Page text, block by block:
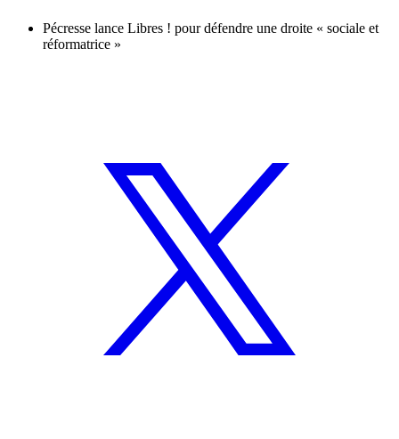
Pécresse lance Libres ! pour défendre une droite « sociale et
réformatrice »